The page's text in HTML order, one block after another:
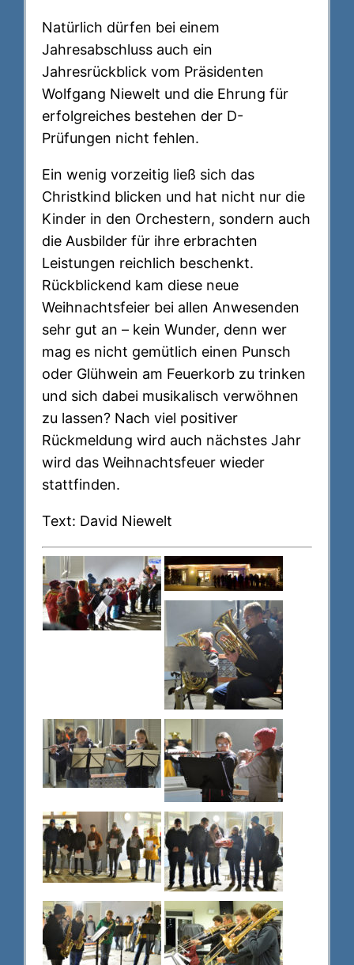
Natürlich dürfen bei einem
Jahresabschluss auch ein
Jahresrückblick vom Präsidenten
Wolfgang Niewelt und die Ehrung für
erfolgreiches bestehen der D-
Prüfungen nicht fehlen.
Ein wenig vorzeitig ließ sich das
Christkind blicken und hat nicht nur die
Kinder in den Orchestern, sondern auch
die Ausbilder für ihre erbrachten
Leistungen reichlich beschenkt.
Rückblickend kam diese neue
Weihnachtsfeier bei allen Anwesenden
sehr gut an – kein Wunder, denn wer
mag es nicht gemütlich einen Punsch
oder Glühwein am Feuerkorb zu trinken
und sich dabei musikalisch verwöhnen
zu lassen? Nach viel positiver
Rückmeldung wird auch nächstes Jahr
wird das Weihnachtsfeuer wieder
stattfinden.
Text: David Niewelt